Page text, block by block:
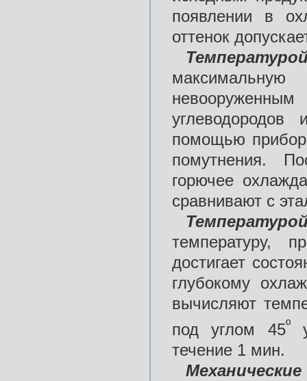
появлении в
оттенок
помощью
помутнения.
горючее
сравнивают с
температуру,
достигает
глубокому
вычисляют
под углом 45º
течение 1 мин.